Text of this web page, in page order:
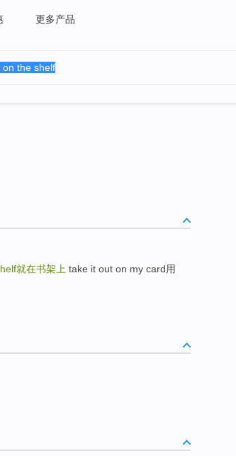
更多产品
就在书架上 take it out on my card用